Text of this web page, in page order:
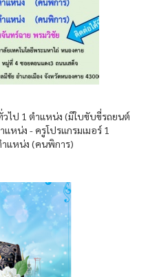
ไป 1 ตำแหน่ง (มีใบขับขี่รถยนต์
หน่ง - ครูโปรแกรมเมอร์ 1
แหน่ง (คนพิการ)